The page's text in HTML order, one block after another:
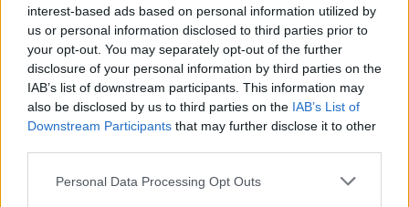
interest-based ads based on personal information utilized by
us or personal information disclosed to third parties prior to
your opt-out. You may separately opt-out of the further
disclosure of your personal information by third parties on the
IAB’s list of downstream participants. This information may
also be disclosed by us to third parties on the IAB’s List of
Downstream Participants that may further disclose it to other
Personal Data Processing Opt Outs